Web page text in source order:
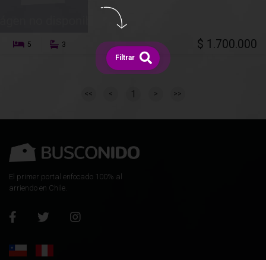
5 3 $ 1.700.000
<< < 1 > >>
El primer portal enfocado 100% al
arriendo en Chile.
Filtrar